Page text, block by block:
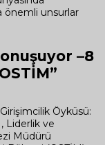
önemli unsurlar
–8
Öyküsü:
Liderlik ve
Müdürü